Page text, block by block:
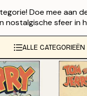
Doe mee aan
nostalgische sfeer in
ALLE CATEGORIEËN